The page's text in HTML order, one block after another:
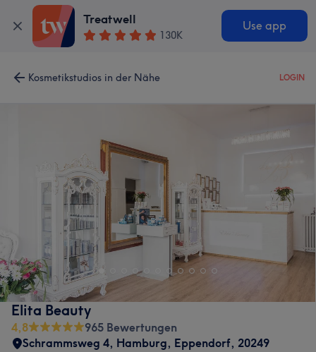
Treatwell
130K
Use app
Kosmetikstudios in der Nähe LOGIN
Elita Beauty
4,8
965 Bewertungen
Schrammsweg 4, Hamburg, Eppendorf, 20249